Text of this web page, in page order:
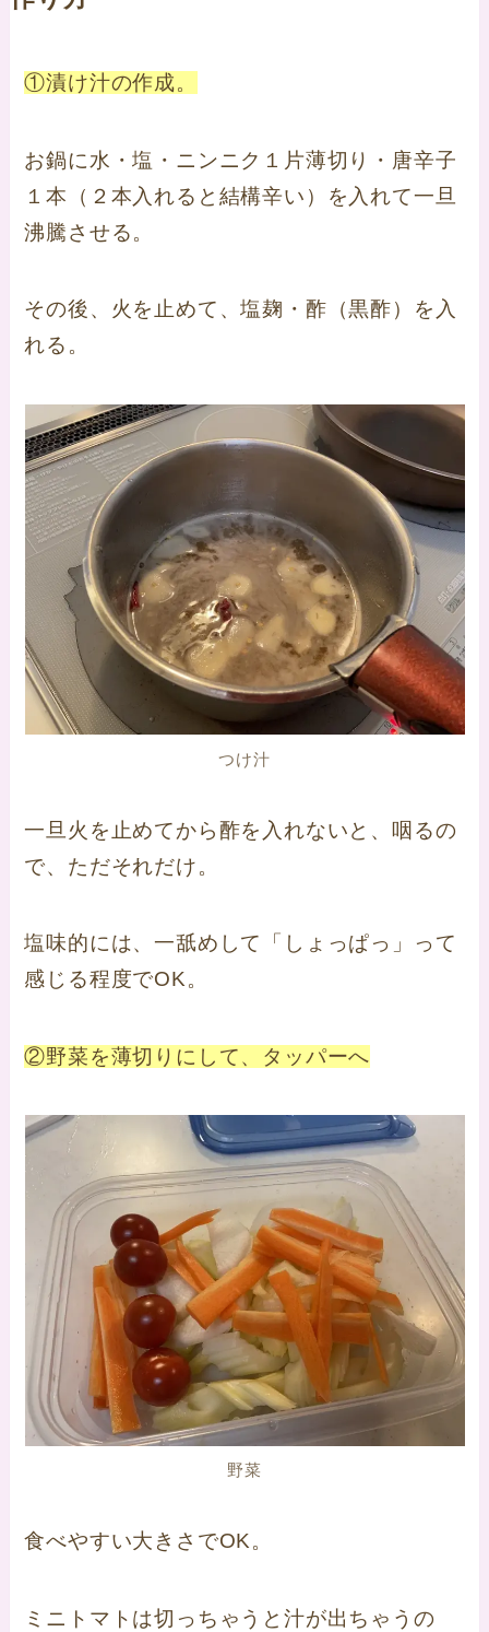
①漬け汁の作成。
お鍋に水・塩・ニンニク１片薄切り・唐辛子
１本（２本入れると結構辛い）を入れて一旦
沸騰させる。
その後、火を止めて、塩麹・酢（黒酢）を入
れる。
つけ汁
一旦火を止めてから酢を入れないと、咽るの
で、ただそれだけ。
塩味的には、一舐めして「しょっぱっ」って
感じる程度でOK。
②野菜を薄切りにして、タッパーへ
野菜
食べやすい大きさでOK。
ミニトマトは切っちゃうと汁が出ちゃうの